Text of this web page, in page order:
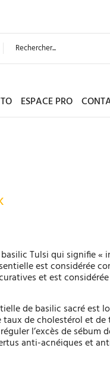
ESPACE PRO
Tulsi qui signifie «
est considérée
et est
de basilic sacré est
de cholestérol et
l’excès de sébum
anti-acnéiques et